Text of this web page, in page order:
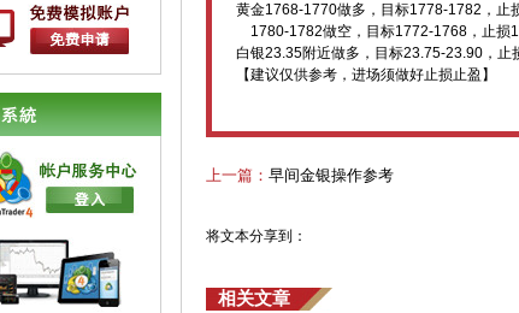
黄金1768-1770做多，目标1778-1782，止
1780-1782做空，目标1772-1768，止损
白银23.35附近做多，目标23.75-23.90，止
【建议仅供参考，进场须做好止损止盈】
上一篇： 早间金银操作参考
将文本分享到：
相关文章